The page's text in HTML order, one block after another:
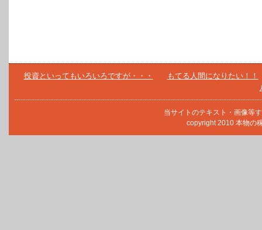
投資といってもいろいろですが・・・
もてる人間になりたい！！
当サイトのテキスト・画像等
copyright 2010 本物の